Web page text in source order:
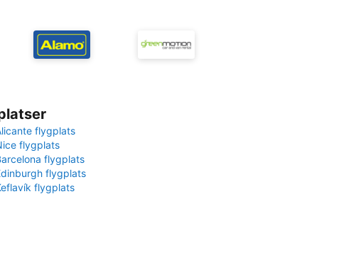
flygplats
flygplats
flygplats
flygplats
flygplats